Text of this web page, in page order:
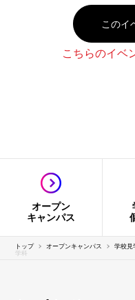
このイ
こちらのイベ
オープン
キャンパス
トップ オープンキャンパス 学校見
学科